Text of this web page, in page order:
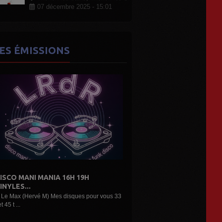
07 décembre 2025 - 15:01
ÉMISSIONS
DE L'AIR...LES DÉCOUVERTES
ARTISTES...
Une belle émission musicale des découvertes,
nouveaux...